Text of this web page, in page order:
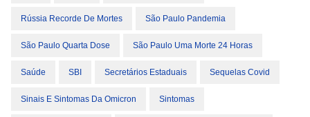
Rússia Recorde De Mortes São Paulo Pandemia
São Paulo Quarta Dose São Paulo Uma Morte 24 Horas
Saúde SBI Secretários Estaduais Sequelas Covid
Sinais E Sintomas Da Omicron Sintomas